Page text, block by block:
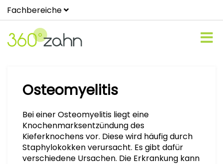
Fachbereiche
Osteomyelitis
Bei einer Osteomyelitis liegt eine
Knochenmarksentzündung des
Kieferknochens vor. Diese wird häufig durch
Staphylokokken verursacht. Es gibt dafür
verschiedene Ursachen. Die Erkrankung kann